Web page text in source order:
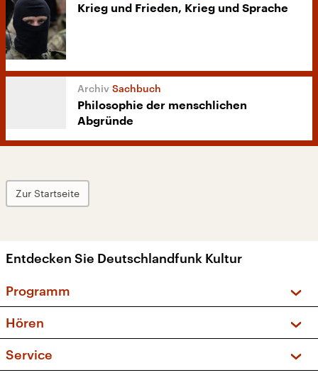
Krieg und Frieden, Krieg und Sprache
Sachbuch
Philosophie der menschlichen
Abgründe
Zur Startseite
Entdecken Sie Deutschlandfunk Kultur
Programm
Sendungen und Podcasts
Musikliste
Hören
Frequenzen (UKW + DAB+)
Service